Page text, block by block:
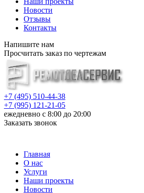
Новости
Отзывы
Контакты
Напишите нам
Просчитать заказ по чертежам
+7 (495) 510-44-38
+7 (995) 121-21-05
ежедневно с 8:00 до 20:00
Заказать звонок
Главная
О нас
Услуги
Наши проекты
Новости